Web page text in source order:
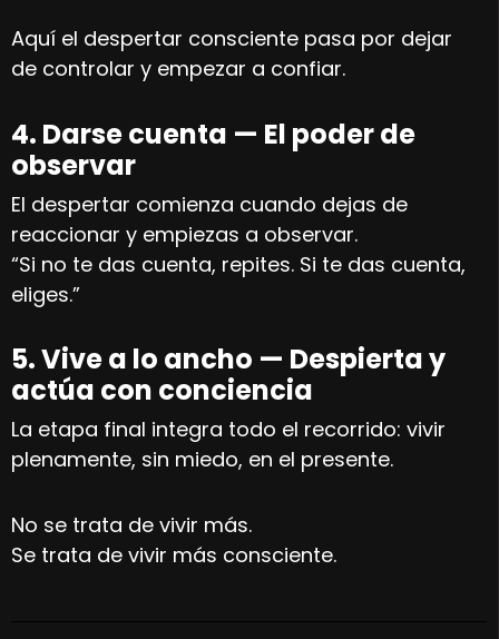
Aquí el despertar consciente pasa por dejar
de controlar y empezar a confiar.
4. Darse cuenta — El poder de
observar
El despertar comienza cuando dejas de
reaccionar y empiezas a observar.
“Si no te das cuenta, repites. Si te das cuenta,
eliges.”
5. Vive a lo ancho — Despierta y
actúa con conciencia
La etapa final integra todo el recorrido: vivir
plenamente, sin miedo, en el presente.
No se trata de vivir más.
Se trata de vivir más consciente.